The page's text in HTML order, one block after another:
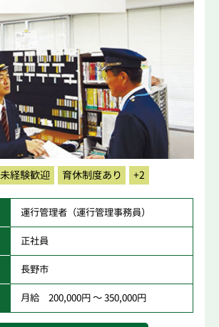
未経験歓迎 育休制度あり +2
運行管理者（運行管理事務員）
正社員
長野市
月給 200,000円 ～ 350,000円